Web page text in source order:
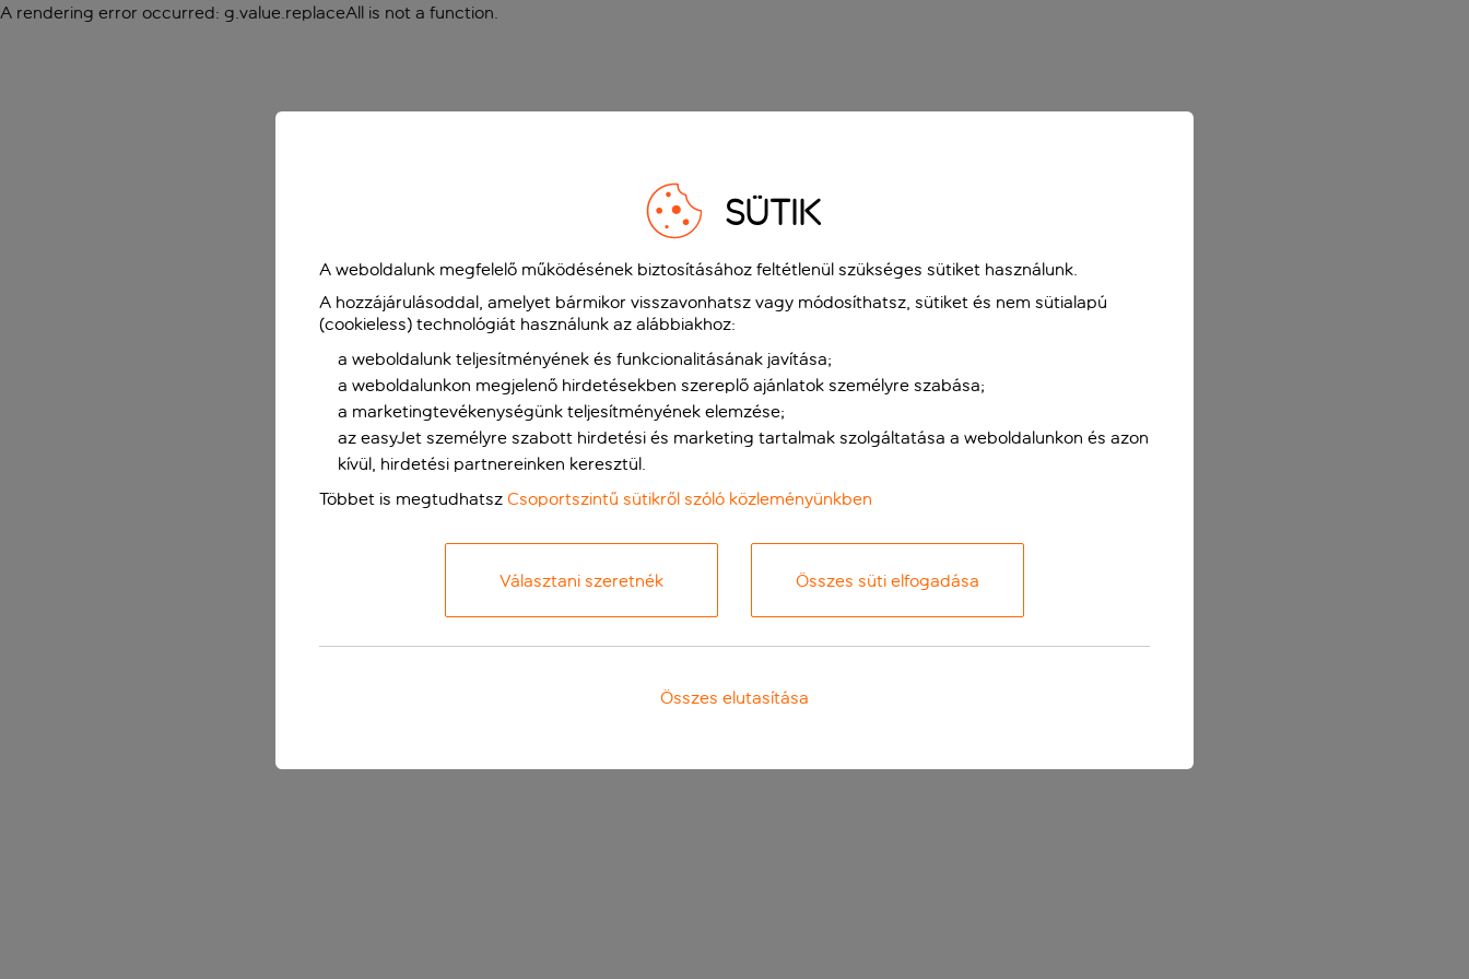
A rendering error occurred: g.value.replaceAll is not a function.
SÜTIK
A weboldalunk megfelelő működésének biztosításához feltétlenül szükséges sütiket használunk.
A hozzájárulásoddal, amelyet bármikor visszavonhatsz vagy módosíthatsz, sütiket és nem sütialapú
(cookieless) technológiát használunk az alábbiakhoz:
a weboldalunk teljesítményének és funkcionalitásának javítása;
a weboldalunkon megjelenő hirdetésekben szereplő ajánlatok személyre szabása;
a marketingtevékenységünk teljesítményének elemzése;
az easyJet személyre szabott hirdetési és marketing tartalmak szolgáltatása a weboldalunkon és azon
kívül, hirdetési partnereinken keresztül.
Többet is megtudhatsz Csoportszintű sütikről szóló közleményünkben
Választani szeretnék Összes süti elfogadása
Összes elutasítása